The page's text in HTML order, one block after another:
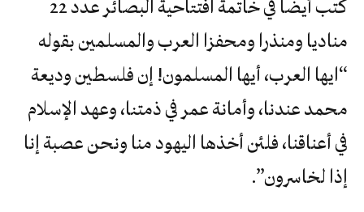
كتب أيضا في خاتمة افتتاحية البصائر عدد 22
مناديا ومنذرا ومحفزا العرب والمسلمين بقوله
“ايها العرب، أيها المسلمون! إن فلسطين وديعة
محمد عندنا، وأمانة عمر في ذمتنا، وعهد الإسلام
في أعناقنا، فلئن أخذها اليهود منا ونحن عصبة إنا
إذا لخاسرون”.